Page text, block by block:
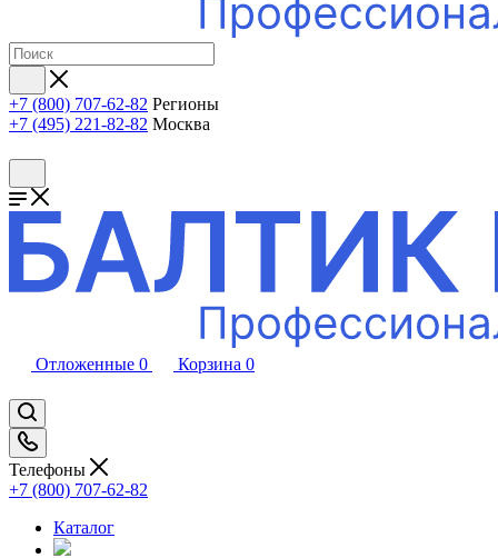
+7 (800) 707-62-82 Регионы
+7 (495) 221-82-82 Москва
Отложенные 0 Корзина 0
Телефоны
+7 (800) 707-62-82
Каталог